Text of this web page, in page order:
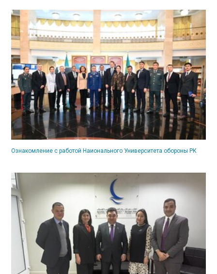
Ознакомление с работой Наионального Университета обороны РК